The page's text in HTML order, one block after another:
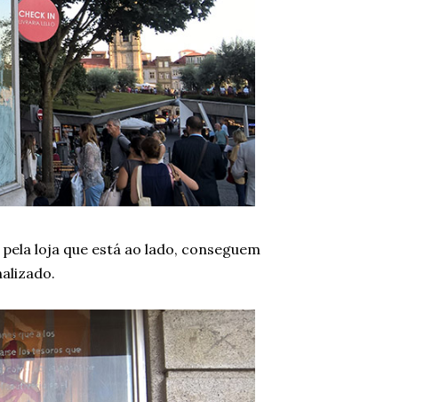
loja que está ao lado, conseguem